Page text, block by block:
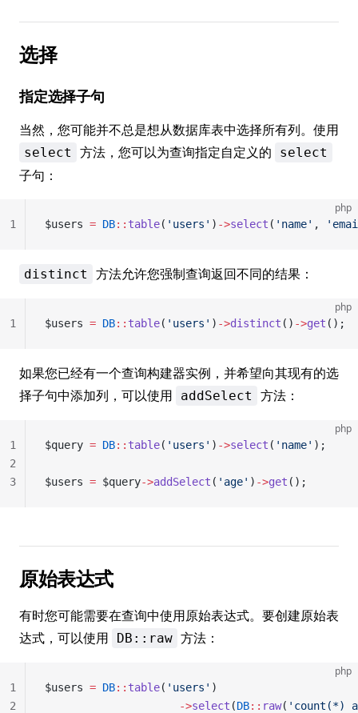
选择
指定选择子句
当然，您可能并不总是想从数据库表中选择所有列。使用
select 方法，您可以为查询指定自定义的 select
子句：
php
$users = DB:: table( 'users' ) ->select ( 'name' ,
1
distinct 方法允许您强制查询返回不同的结果：
php
$users = DB:: table( 'users' ) ->distinct () ->get ();
1
如果您已经有一个查询构建器实例，并希望向其现有的选
择子句中添加列，可以使用
addSelect 方法：
php
$query = DB:: table( 'users' ) ->select ( 'name' );
$users = $query->addSelect ( 'age' ) ->get ();
1
2
3
原始表达式
有时您可能需要在查询中使用原始表达式。要创建原始表
达式，可以使用
DB::raw 方法：
php
$users = DB:: table( 'users' )
                     ->
select (DB:: raw( 'count(*)
1
2